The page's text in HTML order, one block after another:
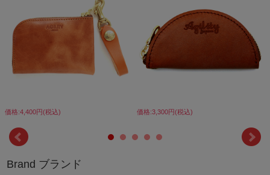
価格:4,400円(税込) 価格:3,300円(税込)
Brand ブランド